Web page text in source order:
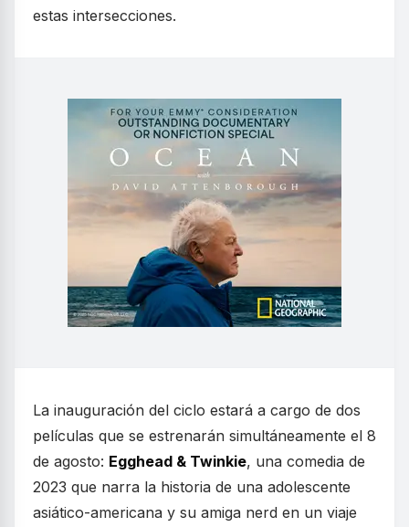
estas intersecciones.
La inauguración del ciclo estará a cargo de dos
películas que se estrenarán simultáneamente el 8
de agosto: Egghead & Twinkie, una comedia de
2023 que narra la historia de una adolescente
asiático-americana y su amiga nerd en un viaje